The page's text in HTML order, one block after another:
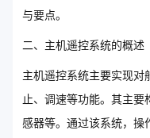
与要点。
二、主机遥控系统的概述
主机遥控系统主要实现
止、调速等功能。其主
感器等。通过该系统，操